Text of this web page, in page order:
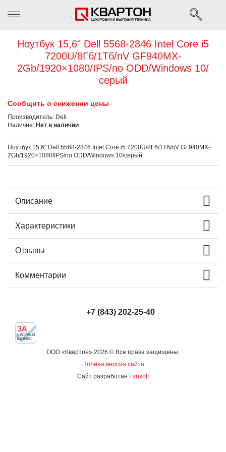
Ноутбук 15,6" Dell 5568-2846 Intel Core i5
7200U/8Гб/1Тб/nV GF940MX-
2Gb/1920×1080/IPS/no ODD/Windows 10/
серый
Сообщить о снижении цены
Производитель: Dell
Наличие: Нет в наличии
Ноутбук 15,6" Dell 5568-2846 Intel Core i5 7200U/8Гб/1Тб/nV GF940MX-
2Gb/1920×1080/IPS/no ODD/Windows 10/серый
Описание
Характеристики
Отзывы
Комментарии
+7 (843) 202-25-40
ЗА
ЧЕСТНЫЙ
БИЗНЕС
ООО «Квартон» 2026 © Все права защищены.
Полная версия сайта
Сайт разработан Lynxoft